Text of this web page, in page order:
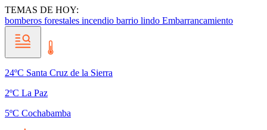
TEMAS DE HOY:
bomberos forestales incendio barrio lindo Embarrancamiento
24ºC Santa Cruz de la Sierra
2ºC La Paz
5ºC Cochabamba